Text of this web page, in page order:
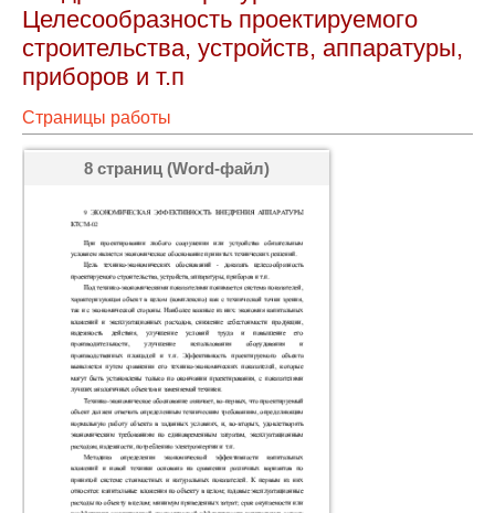
Целесообразность проектируемого
строительства, устройств, аппаратуры,
приборов и т.п
Страницы работы
8 страниц (Word-файл)